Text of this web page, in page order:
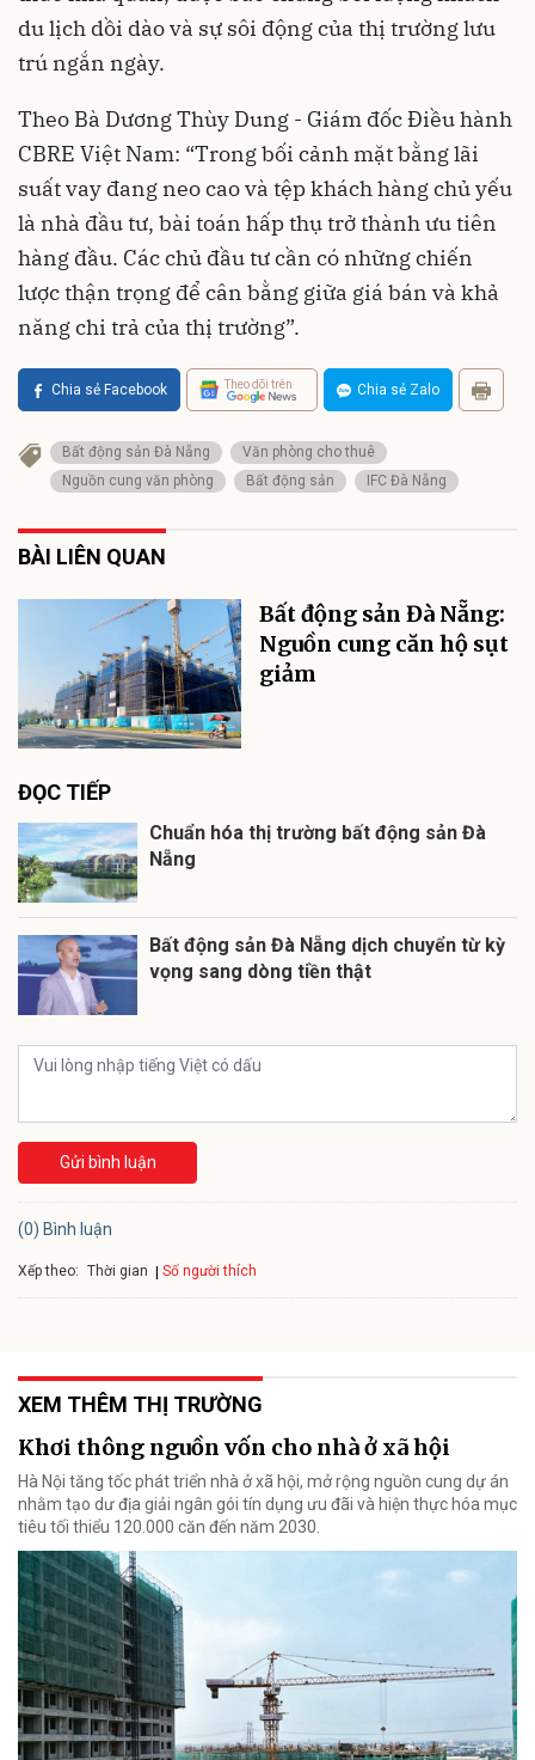
du lịch dồi dào và sự sôi động của thị trường lưu
trú ngắn ngày.
Theo Bà Dương Thùy Dung - Giám đốc Điều hành
CBRE Việt Nam: “Trong bối cảnh mặt bằng lãi
suất vay đang neo cao và tệp khách hàng chủ yếu
là nhà đầu tư, bài toán hấp thụ trở thành ưu tiên
hàng đầu. Các chủ đầu tư cần có những chiến
lược thận trọng để cân bằng giữa giá bán và khả
năng chi trả của thị trường”.
Chia sẻ Facebook Theo dõi trên Chia sẻ Zalo
Bất động sản Đà Nẵng
Văn phòng cho thuê
Nguồn cung văn phòng
Bất động sản IFC Đà Nẵng
BÀI LIÊN QUAN
Bất động sản Đà Nẵng:
Nguồn cung căn hộ sụt
giảm
ĐỌC TIẾP
Chuẩn hóa thị trường bất động sản Đà
Nẵng
Bất động sản Đà Nẵng dịch chuyển từ kỳ
vọng sang dòng tiền thật
Gửi bình luận
(0) Bình luận
Xếp theo: Thời gian Số người thích
XEM THÊM THỊ TRƯỜNG
Khơi thông nguồn vốn cho nhà ở xã hội
Hà Nội tăng tốc phát triển nhà ở xã hội, mở rộng nguồn cung dự án
nhằm tạo dư địa giải ngân gói tín dụng ưu đãi và hiện thực hóa mục
tiêu tối thiểu 120.000 căn đến năm 2030.